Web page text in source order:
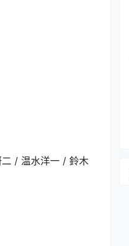
/ 温水洋一 / 鈴木